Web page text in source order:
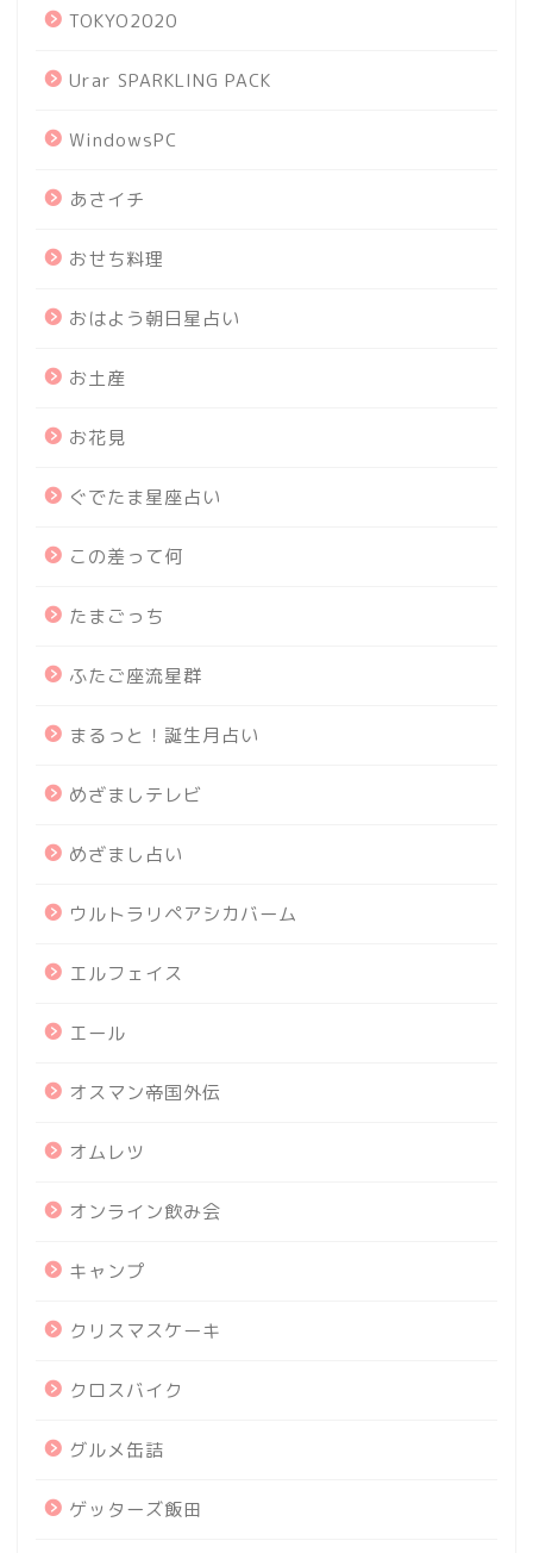
TOKYO2020
Urar SPARKLING PACK
WindowsPC
あさイチ
おせち料理
おはよう朝日星占い
お土産
お花見
ぐでたま星座占い
この差って何
たまごっち
ふたご座流星群
まるっと！誕生月占い
めざましテレビ
めざまし占い
ウルトラリペアシカバーム
エルフェイス
エール
オスマン帝国外伝
オムレツ
オンライン飲み会
キャンプ
クリスマスケーキ
クロスバイク
グルメ缶詰
ゲッターズ飯田